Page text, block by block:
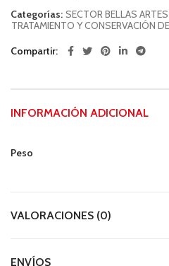
Categorías: SECTOR BELLAS
TRATAMIENTO Y CONSERVACIÓN
Compartir
INFORMACIÓN ADICIONAL
Peso
VALORACIONES (0)
ENVÍOS